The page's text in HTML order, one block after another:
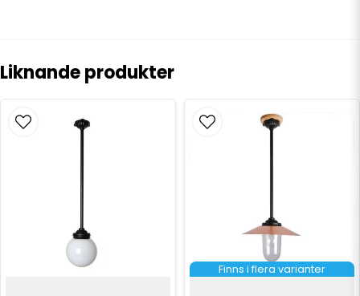
Liknande produkter
Finns i flera varianter